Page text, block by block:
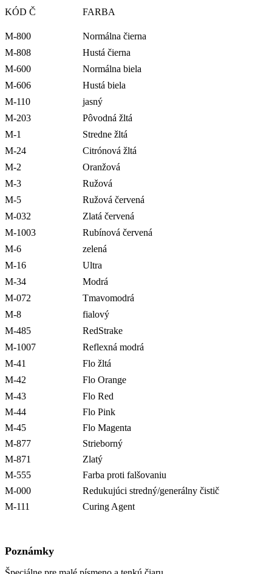
KÓD Č FARBA
M-800
Normálna čierna
M-808
Hustá čierna
M-600
Normálna biela
M-606
Hustá biela
M-110
jasný
M-203
Pôvodná žltá
M-1
Stredne žltá
M-24
Citrónová žltá
M-2
Oranžová
M-3
Ružová
M-5
Ružová červená
M-032
Zlatá červená
M-1003
Rubínová červená
M-6
zelená
M-16
Ultra
M-34
Modrá
M-072
Tmavomodrá
M-8
fialový
M-485
RedStrake
M-1007
Reflexná modrá
M-41
Flo žltá
M-42
Flo Orange
M-43
Flo Red
M-44
Flo Pink
M-45
Flo Magenta
M-877
Strieborný
M-871
Zlatý
M-555
Farba proti falšovaniu
M-000
Redukujúci stredný/generálny čistič
M-111
Curing Agent
Poznámky